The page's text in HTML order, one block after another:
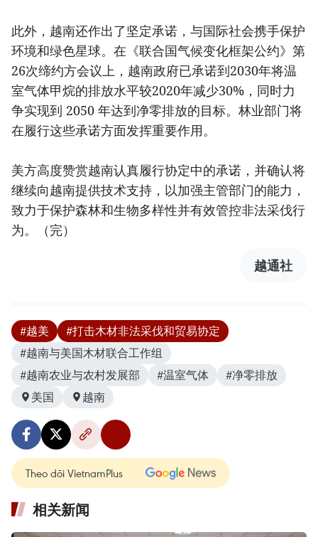
此外，越南还作出了坚定承诺，与国际社会携手保护
环境和绿色星球。在《联合国气候变化框架公约》第
26次缔约方会议上，越南政府已承诺到2030年将温
室气体甲烷的排放水平较2020年减少30%，同时力
争实现到 2050 年达到净零排放的目标。林业部门将
在履行这些承诺方面发挥重要作用。
美方高度赞赏越南认真履行协定中的承诺，并确认将
继续向越南提供技术支持，以加强主管部门的能力，
致力于保护森林和生物多样性并有效管控非法采伐行
为。（完）
越通社
#越美
#打击木材非法采伐和贸易协定
#越南与美国木材联合工作组
#越南农业与农村发展部
#温室气体
#净零排放
美国
越南
Theo dõi VietnamPlus
相关新闻